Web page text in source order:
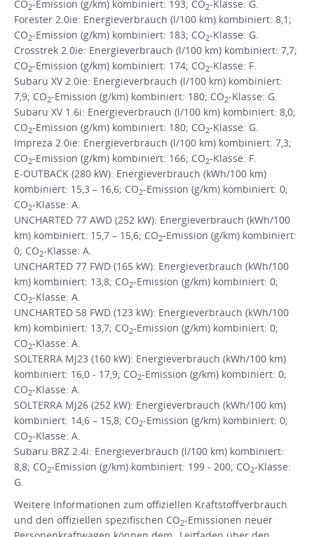
CO2-Emission (g/km) kombiniert: 193; CO2-Klasse: G.
Forester 2.0ie: Energieverbrauch (l/100 km) kombiniert: 8,1;
CO2-Emission (g/km) kombiniert: 183; CO2-Klasse: G.
Crosstrek 2.0ie: Energieverbrauch (l/100 km) kombiniert: 7,7;
CO2-Emission (g/km) kombiniert: 174; CO2-Klasse: F.
Subaru XV 2.0ie: Energieverbrauch (l/100 km) kombiniert:
7,9; CO2-Emission (g/km) kombiniert: 180; CO2-Klasse: G.
Subaru XV 1.6i: Energieverbrauch (l/100 km) kombiniert: 8,0;
CO2-Emission (g/km) kombiniert: 180; CO2-Klasse: G.
Impreza 2.0ie: Energieverbrauch (l/100 km) kombiniert: 7,3;
CO2-Emission (g/km) kombiniert: 166; CO2-Klasse: F.
E-OUTBACK (280 kW): Energieverbrauch (kWh/100 km)
kombiniert: 15,3 – 16,6; CO2-Emission (g/km) kombiniert: 0;
CO2-Klasse: A.
UNCHARTED 77 AWD (252 kW): Energieverbrauch (kWh/100
km) kombiniert: 15,7 – 15,6; CO2-Emission (g/km) kombiniert:
0; CO2-Klasse: A.
UNCHARTED 77 FWD (165 kW): Energieverbrauch (kWh/100
km) kombiniert: 13,8; CO2-Emission (g/km) kombiniert: 0;
CO2-Klasse: A.
UNCHARTED 58 FWD (123 kW): Energieverbrauch (kWh/100
km) kombiniert: 13,7; CO2-Emission (g/km) kombiniert: 0;
CO2-Klasse: A.
SOLTERRA MJ23 (160 kW): Energieverbrauch (kWh/100 km)
kombiniert: 16,0 - 17,9; CO2-Emission (g/km) kombiniert: 0;
CO2-Klasse: A.
SOLTERRA MJ26 (252 kW): Energieverbrauch (kWh/100 km)
kombiniert: 14,6 – 15,8; CO2-Emission (g/km) kombiniert: 0;
CO2-Klasse: A.
Subaru BRZ 2.4i: Energieverbrauch (l/100 km) kombiniert:
8,8; CO2-Emission (g/km) kombiniert: 199 - 200; CO2-Klasse:
G.
Weitere Informationen zum offiziellen Kraftstoffverbrauch
und den offiziellen spezifischen CO2-Emissionen neuer